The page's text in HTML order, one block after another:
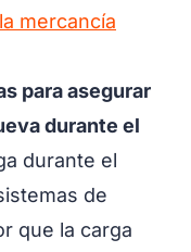
mercancía
para asegurar
durante el
durante el
de
que la carga